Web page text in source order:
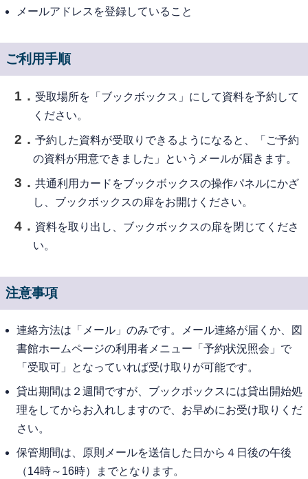
メールアドレスを登録していること
ご利用手順
受取場所を「ブックボックス」にして資料を予約して
ください。
予約した資料が受取りできるようになると、「ご予約
の資料が用意できました」というメールが届きます。
共通利用カードをブックボックスの操作パネルにかざ
し、ブックボックスの扉をお開けください。
資料を取り出し、ブックボックスの扉を閉じてくださ
い。
注意事項
連絡方法は「メール」のみです。メール連絡が届くか、図
書館ホームページの利用者メニュー「予約状況照会」で
「受取可」となっていれば受け取りが可能です。
貸出期間は２週間ですが、ブックボックスには貸出開始処
理をしてからお入れしますので、お早めにお受け取りくだ
さい。
保管期間は、原則メールを送信した日から４日後の午後
（14時～16時）までとなります。